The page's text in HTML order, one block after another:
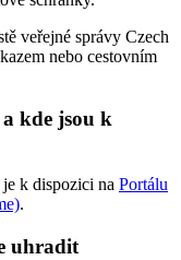
veřejné správy Czech
nebo cestovním
kde jsou k
k dispozici na Portálu
.
uhradit